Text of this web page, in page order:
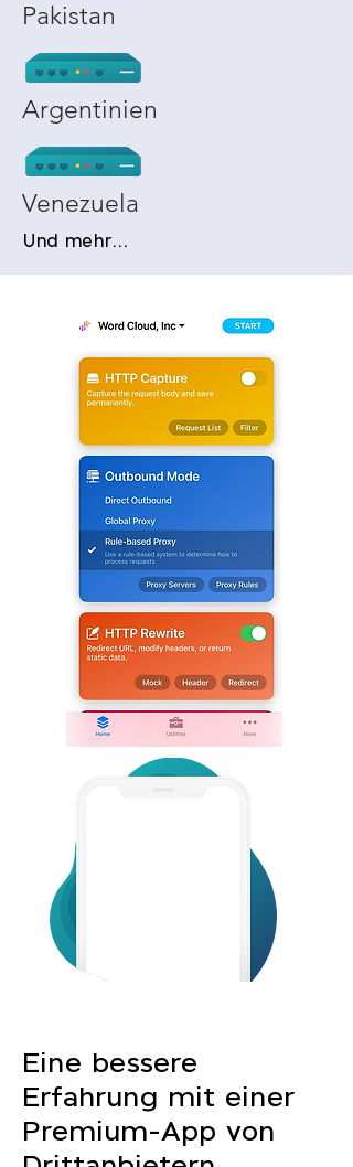
Eine bessere
Erfahrung mit einer
Premium-App von
Pakistan
Argentinien
Venezuela
Und mehr...